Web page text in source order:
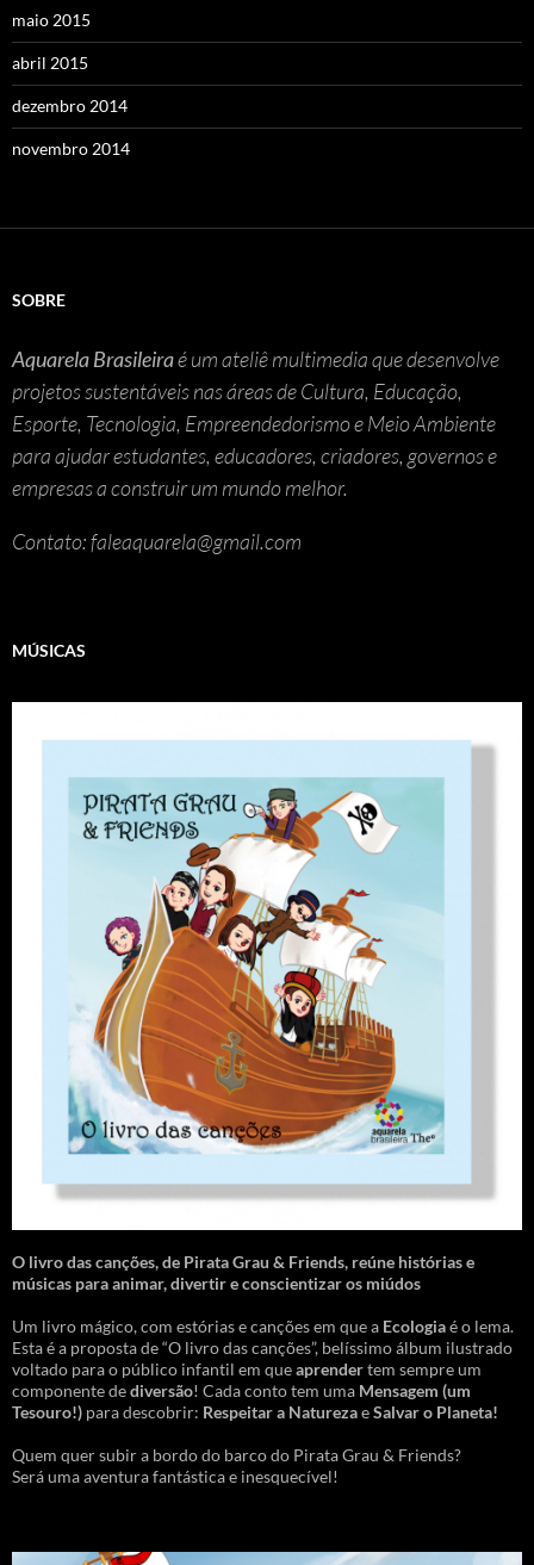
maio 2015
abril 2015
dezembro 2014
novembro 2014
SOBRE
Aquarela Brasileiraé um ateliê multimedia que desenvolve
projetos sustentáveis nas áreas de Cultura, Educação,
Esporte, Tecnologia, Empreendedorismo e Meio Ambiente
para ajudar estudantes, educadores, criadores, governos e
empresas a construir um mundo melhor.
Contato: faleaquarela@gmail.com
MÚSICAS
O livro das canções,de Pirata Grau & Friends, reúne histórias e
músicas para animar, divertir e conscientizar os miúdos
Um livro mágico, com estórias e canções em que a Ecologiaé o lema.
Esta é a proposta de “O livro das canções”, belíssimo álbum ilustrado
voltado para o público infantil em queaprendertem sempre um
componente dediversão! Cada conto tem uma Mensagem (um
Tesouro!) para descobrir: Respeitar a NaturezaeSalvar o Planeta!
Quem quer subir a bordo do barco do Pirata Grau & Friends?
Será uma aventura fantástica e inesquecível!